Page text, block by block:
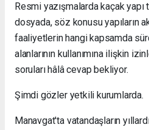
Resmi yazışmalarda kaçak
dosyada, söz konusu yapıların
faaliyetlerin hangi kapsamda
alanlarının kullanımına ilişkin
soruları hâlâ cevap bekliyor.
Şimdi gözler yetkili kurumlarda.
Manavgat'ta vatandaşların